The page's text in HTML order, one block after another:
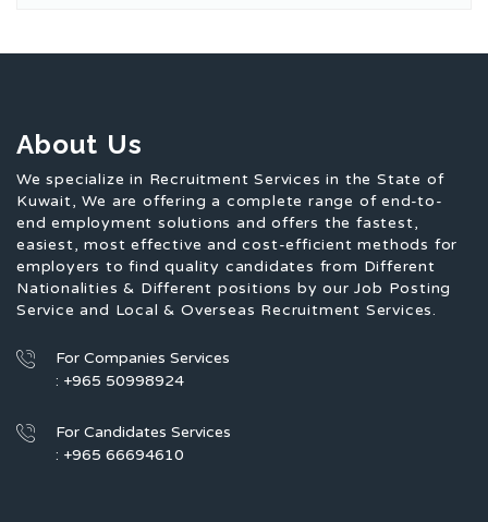
About Us
We specialize in Recruitment Services in the State of
Kuwait, We are offering a complete range of end-to-
end employment solutions and offers the fastest,
easiest, most effective and cost-efficient methods for
employers to find quality candidates from Different
Nationalities & Different positions by our Job Posting
Service and Local & Overseas Recruitment Services.
For Companies Services
: +965 50998924
For Candidates Services
: +965 66694610